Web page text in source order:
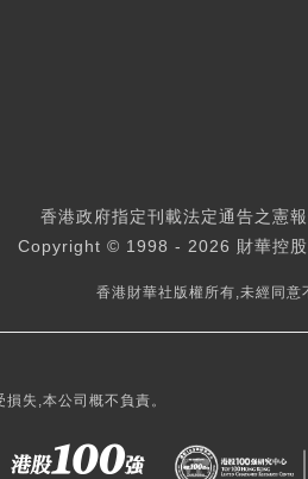
香港政府指定刊載法定通告之憲
Copyright © 1998 - 2026 財華控股
香港財華社版權所有,未經同意
失,本公司概不負責。